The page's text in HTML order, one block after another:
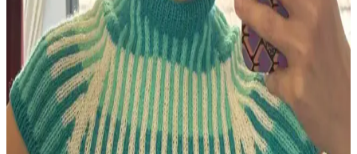
şapka modelidir. Kenar kıvrımı bebeğin konforunu artırır.
HipKnitShop Lemon Cardigan Boyutlandırma
Yöntemleri ve Alternatif Tasarım Önerileri
HipKnitShop Lemon Cardigan modeli, farklı şiş kalınlıklarıyla
beden uyarlaması yapıyor. Bu yöntem kumaş tutarlılığını ve yapısal
bütünlüğü etkileyebilir. Alternatif desen ve model önerileri
sunuluyor.